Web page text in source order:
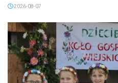
2026-08-07